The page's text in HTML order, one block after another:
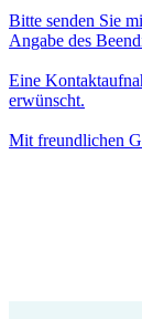
Bitte senden Sie
Angabe des
Eine
erwünscht.
Mit freundlichen